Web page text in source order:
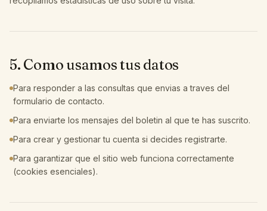
5. Como usamos tus datos
Para responder a las consultas que envias a traves del
formulario de contacto.
Para enviarte los mensajes del boletin al que te has suscrito.
Para crear y gestionar tu cuenta si decides registrarte.
Para garantizar que el sitio web funciona correctamente
(cookies esenciales).